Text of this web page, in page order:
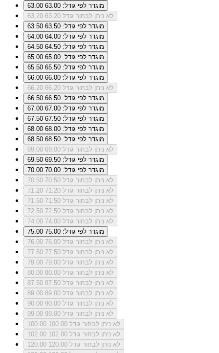
63.00
מוגדר לפי גודל: 63.00
63.20
לא ניתן לבחור גודל 63.20
63.50
מוגדר לפי גודל: 63.50
64.00
מוגדר לפי גודל: 64.00
64.50
מוגדר לפי גודל: 64.50
65.00
מוגדר לפי גודל: 65.00
65.50
מוגדר לפי גודל: 65.50
66.00
מוגדר לפי גודל: 66.00
66.20
לא ניתן לבחור גודל 66.20
66.50
מוגדר לפי גודל: 66.50
67.00
מוגדר לפי גודל: 67.00
67.50
מוגדר לפי גודל: 67.50
68.00
מוגדר לפי גודל: 68.00
68.50
מוגדר לפי גודל: 68.50
69.00
לא ניתן לבחור גודל 69.00
69.50
מוגדר לפי גודל: 69.50
70.00
מוגדר לפי גודל: 70.00
70.50
לא ניתן לבחור גודל 70.50
71.20
לא ניתן לבחור גודל 71.20
71.50
לא ניתן לבחור גודל 71.50
72.50
לא ניתן לבחור גודל 72.50
74.00
לא ניתן לבחור גודל 74.00
75.00
מוגדר לפי גודל: 75.00
76.00
לא ניתן לבחור גודל 76.00
77.50
לא ניתן לבחור גודל 77.50
79.00
לא ניתן לבחור גודל 79.00
80.00
לא ניתן לבחור גודל 80.00
87.50
לא ניתן לבחור גודל 87.50
89.00
לא ניתן לבחור גודל 89.00
90.00
לא ניתן לבחור גודל 90.00
99.00
לא ניתן לבחור גודל 99.00
100.00
לא ניתן לבחור גודל 100.00
102.00
לא ניתן לבחור גודל 102.00
120.00
לא ניתן לבחור גודל 120.00